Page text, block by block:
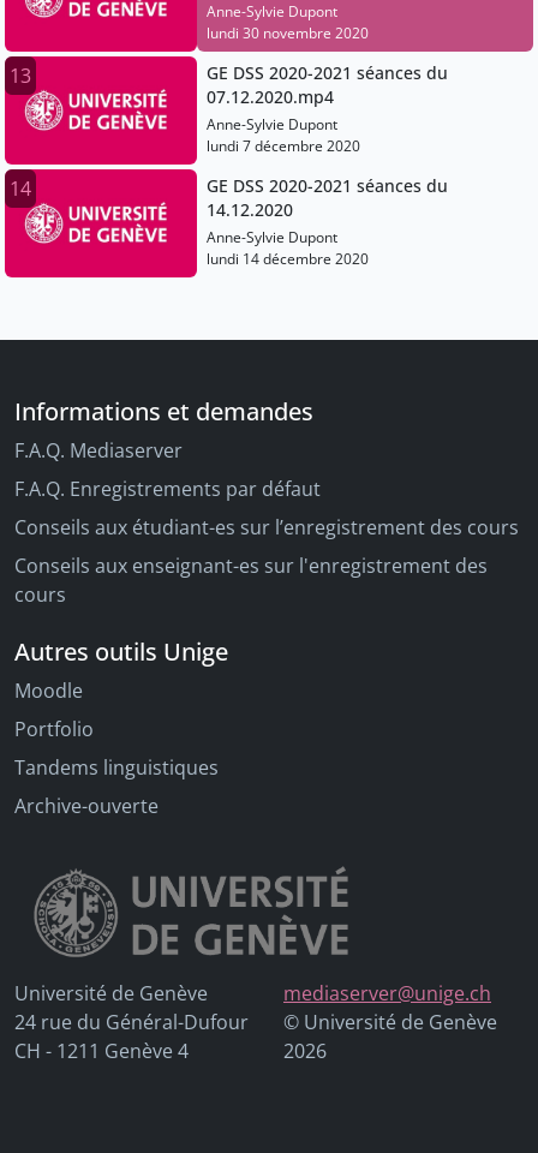
Anne-Sylvie Dupont
lundi 30 novembre 2020
13
GE DSS 2020-2021 séances du
07.12.2020.mp4
Anne-Sylvie Dupont
lundi 7 décembre 2020
14
GE DSS 2020-2021 séances du
14.12.2020
Anne-Sylvie Dupont
lundi 14 décembre 2020
Informations et demandes
F.A.Q. Mediaserver
F.A.Q. Enregistrements par défaut
Conseils aux étudiant-es sur l’enregistrement des cours
Conseils aux enseignant-es sur l'enregistrement des
cours
Autres outils Unige
Moodle
Portfolio
Tandems linguistiques
Archive-ouverte
Université de Genève
24 rue du Général-Dufour
CH - 1211 Genève 4
mediaserver@unige.ch
© Université de Genève
2026